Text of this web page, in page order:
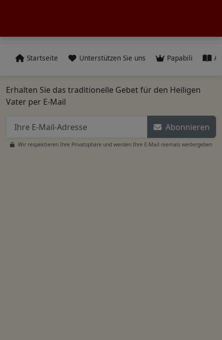
Startseite Unterstützen Sie uns Papabili
Erhalten Sie das traditionelle Gebet für den Heiligen
Vater per E-Mail
Abonnieren
Wir respektieren Ihre Privatsphäre und werden Ihre E-Mail niemals weitergeben